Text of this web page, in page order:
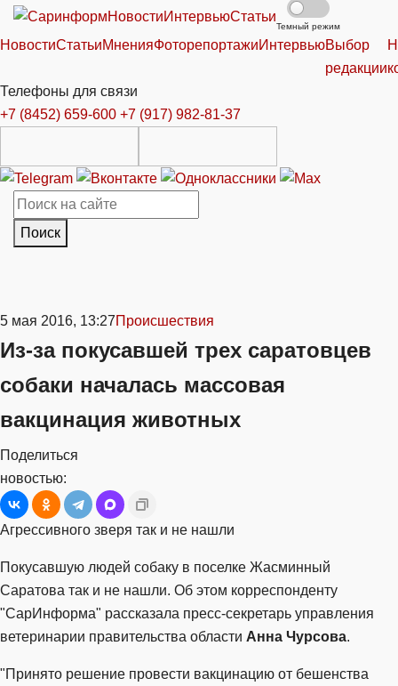
НовостиИнтервьюСтатьи
Темный режим
НовостиСтатьиМненияФоторепортажиИнтервьюВыбор
редакции
Телефоны для связи
+7 (8452) 659-600 +7 (917) 982-81-37
Поиск
5 мая 2016, 13:27Происшествия
Из-за покусавшей трех саратовцев
собаки началась массовая
вакцинация животных
Поделиться
новостью:
Агрессивного зверя так и не нашли
Покусавшую людей собаку в поселке Жасминный
Саратова так и не нашли. Об этом корреспонденту
"СарИнформа" рассказала пресс-секретарь управления
ветеринарии правительства области Анна Чурсова.
"Принято решение провести вакцинацию от бешенства